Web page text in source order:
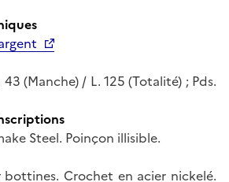
(Manche) / L. 125 (Totalité) ; Pds.
Steel. Poinçon illisible.
Crochet en acier nickelé.